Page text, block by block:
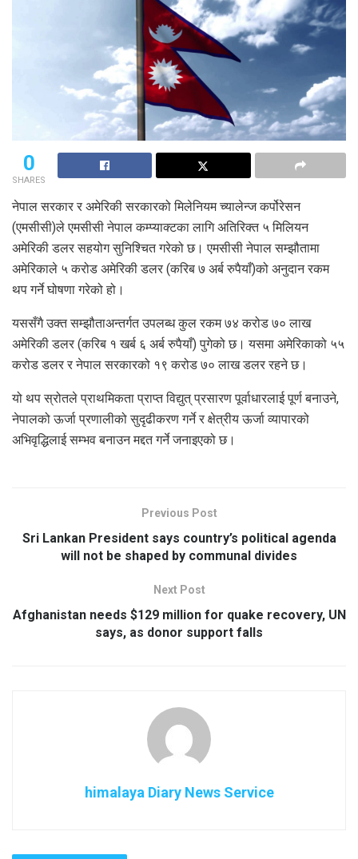
0
SHARES
नेपाल सरकार र अमेरिकी सरकारको मिलेनियम च्यालेन्ज कर्पोरेसन
(एमसीसी)ले एमसीसी नेपाल कम्प्याक्टका लागि अतिरिक्त ५ मिलियन
अमेरिकी डलर सहयोग सुनिश्चित गरेको छ। एमसीसी नेपाल सम्झौतामा
अमेरिकाले ५ करोड अमेरिकी डलर (करिब ७ अर्ब रुपैयाँ)को अनुदान रकम
थप गर्ने घोषणा गरेको हो।
यससँगै उक्त सम्झौताअन्तर्गत उपलब्ध कुल रकम ७४ करोड ७० लाख
अमेरिकी डलर (करिब १ खर्ब ६ अर्ब रुपैयाँ) पुगेको छ। यसमा अमेरिकाको ५५
करोड डलर र नेपाल सरकारको १९ करोड ७० लाख डलर रहने छ।
यो थप स्रोतले प्राथमिकता प्राप्त विद्युत् प्रसारण पूर्वाधारलाई पूर्ण बनाउने,
नेपालको ऊर्जा प्रणालीको सुदृढीकरण गर्ने र क्षेत्रीय ऊर्जा व्यापारको
अभिवृद्धिलाई सम्भव बनाउन मद्दत गर्ने जनाइएको छ।
Previous Post
Sri Lankan President says country’s political agenda
will not be shaped by communal divides
Next Post
Afghanistan needs $129 million for quake recovery, UN
says, as donor support falls
himalaya Diary News Service